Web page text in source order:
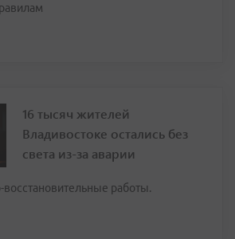
16 тысяч жителей
Владивостоке остались без
света из-за аварии
восстановительные работы.